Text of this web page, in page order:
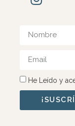
He Leído y